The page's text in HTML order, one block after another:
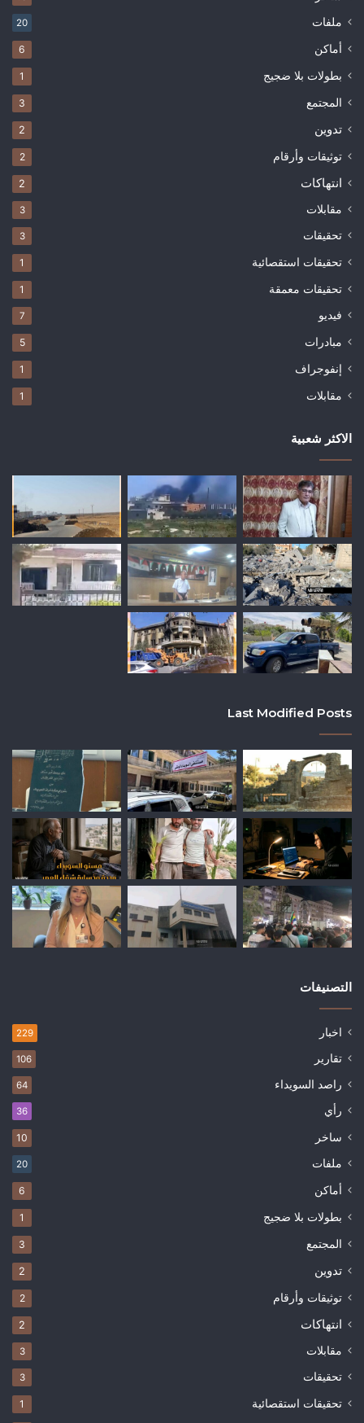
ملفات 20
أماكن 6
بطولات بلا ضجيج 1
المجتمع 3
تدوين 2
توثيقات وأرقام 2
انتهاكات 2
مقابلات 3
تحقيقات 3
تحقيقات استقصائية 1
تحقيقات معمقة 1
فيديو 7
مبادرات 5
إنفوجراف 1
مقابلات 1
الاكثر شعبية
Last Modified Posts
التصنيفات
اخبار 229
تقارير 106
راصد السويداء 64
رأي 36
ساخر 10
ملفات 20
أماكن 6
بطولات بلا ضجيج 1
المجتمع 3
تدوين 2
توثيقات وأرقام 2
انتهاكات 2
مقابلات 3
تحقيقات 3
تحقيقات استقصائية 1